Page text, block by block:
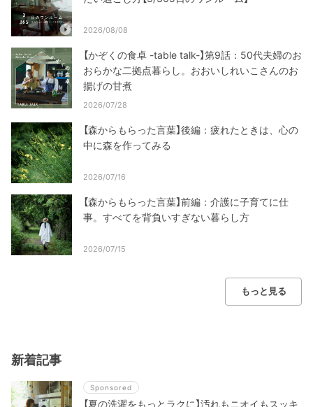
2026/08/08
【かぞくの食卓 -table talk-】第9話：50代夫婦のお
おらかな二拠点暮らし。おおいしれいこさんのお
揚げの甘煮
2026/07/28
【森からもらった言葉】後編：疲れたときは、心の
中に森を作ってみる
2026/07/16
【森からもらった言葉】前編：介護に子育てに仕
事。すべてを背負いすぎない暮らし方
2026/07/15
もっと見る
新着記事
Sponsored
【夏の洗濯をもっとラクに】汚れもニオイもスッキ